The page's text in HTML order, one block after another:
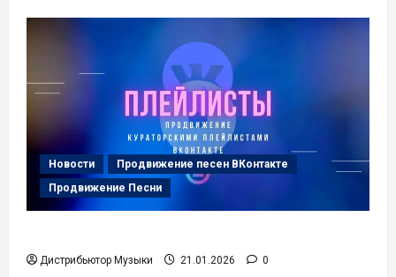
Новости
Продвижение песен ВКонтакте
Продвижение Песни
Дистрибьютор Музыки 21.01.2026 0